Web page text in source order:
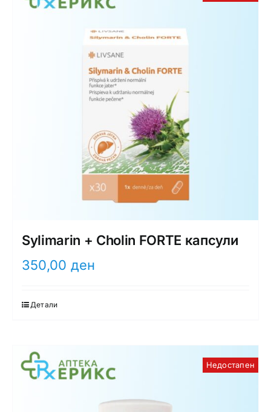
Sylimarin + Cholin FORTE капсули
350,00 ден
Детали
Недостапен